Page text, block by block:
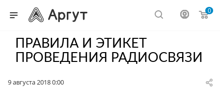
0
ПРАВИЛА И ЭТИКЕТ
ПРОВЕДЕНИЯ РАДИОСВЯЗИ
9 августа 2018 0:00